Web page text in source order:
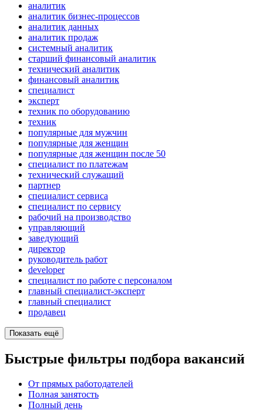
аналитик
аналитик бизнес-процессов
аналитик данных
аналитик продаж
системный аналитик
старший финансовый аналитик
технический аналитик
финансовый аналитик
специалист
эксперт
техник по оборудованию
техник
популярные для мужчин
популярные для женщин
популярные для женщин после 50
специалист по платежам
технический служащий
партнер
специалист сервиса
специалист по сервису
рабочий на производство
управляющий
заведующий
директор
руководитель работ
developer
специалист по работе с персоналом
главный специалист-эксперт
главный специалист
продавец
Показать ещё
Быстрые фильтры подбора вакансий
От прямых работодателей
Полная занятость
Полный день